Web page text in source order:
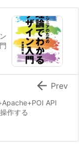
API
作する
 Prev